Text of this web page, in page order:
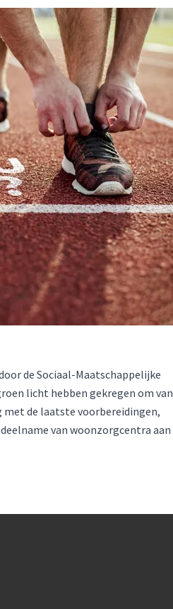
de Sociaal-Maatschappelijke
licht hebben gekregen om van
de laatste voorbereidingen,
van woonzorgcentra aan